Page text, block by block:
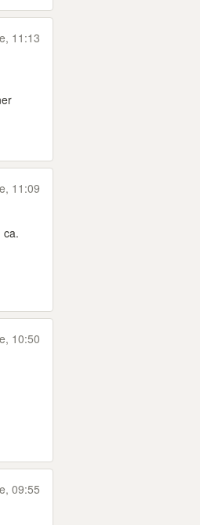
11:13
11:09
ca.
10:50
09:55